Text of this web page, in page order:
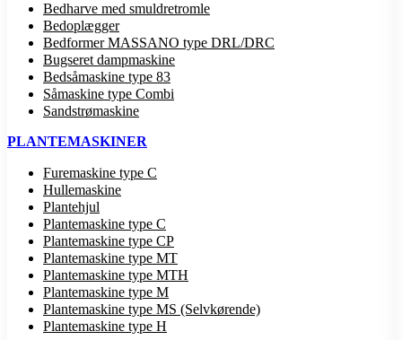
Bedharve med smuldretromle
Bedoplægger
Bedformer MASSANO type DRL/DRC
Bugseret dampmaskine
Bedsåmaskine type 83
Såmaskine type Combi
Sandstrømaskine
PLANTEMASKINER
Furemaskine type C
Hullemaskine
Plantehjul
Plantemaskine type C
Plantemaskine type CP
Plantemaskine type MT
Plantemaskine type MTH
Plantemaskine type M
Plantemaskine type MS (Selvkørende)
Plantemaskine type H